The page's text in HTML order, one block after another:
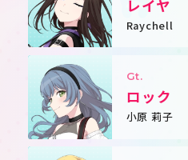
レイヤ
Raychell
Gt.
ロック
小原 莉子